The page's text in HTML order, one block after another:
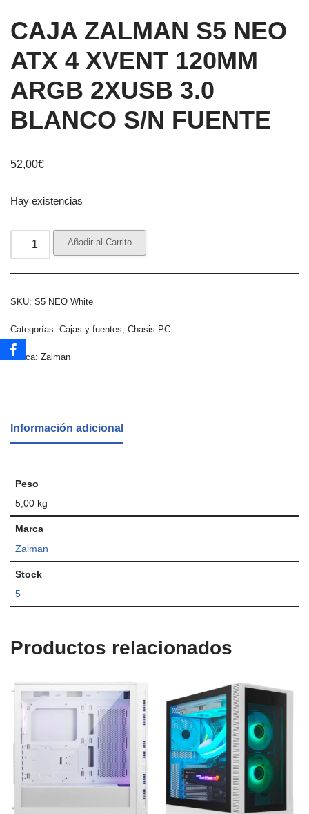
CAJA ZALMAN S5 NEO
ATX 4 XVENT 120MM
ARGB 2XUSB 3.0
BLANCO S/N FUENTE
52,00€
Hay existencias
Añadir al Carrito
SKU: S5 NEO White
Categorías: Cajas y fuentes Chasis PC
Marca: Zalman
Información adicional
Peso
5,00 kg
Marca
Zalman
Stock
5
Productos relacionados